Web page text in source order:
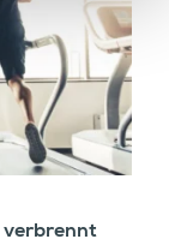
verbrennt